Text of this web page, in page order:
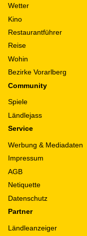
Wetter
Kino
Restaurantführer
Reise
Wohin
Bezirke Vorarlberg
Community
Spiele
Ländlejass
Service
Werbung & Mediadaten
Impressum
AGB
Netiquette
Datenschutz
Partner
Ländleanzeiger